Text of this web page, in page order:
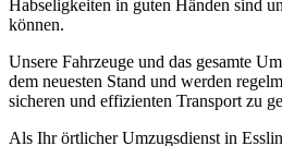
Habseligkeiten in guten Händen sind
können.
Unsere Fahrzeuge und das gesamte
dem neuesten Stand und werden
sicheren und effizienten Transport zu
Als Ihr örtlicher Umzugsdienst in